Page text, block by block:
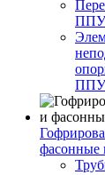
ППУ
ППУ
фасонные